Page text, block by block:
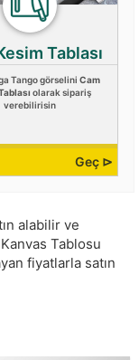
Tablası
Tango görselini Cam
olarak sipariş
verebilirisin
Geç ⊳
alabilir ve
Kanvas Tablosu
fiyatlarla satın